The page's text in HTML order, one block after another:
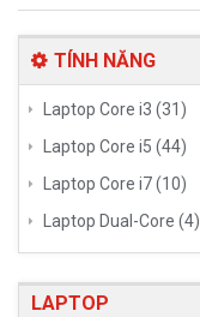
TÍNH NĂNG
Laptop Core i3 (31)
Laptop Core i5 (44)
Laptop Core i7 (10)
Laptop Dual-Core (4)
LAPTOP